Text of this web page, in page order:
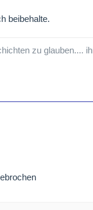
beibehalte.
zu glauben....